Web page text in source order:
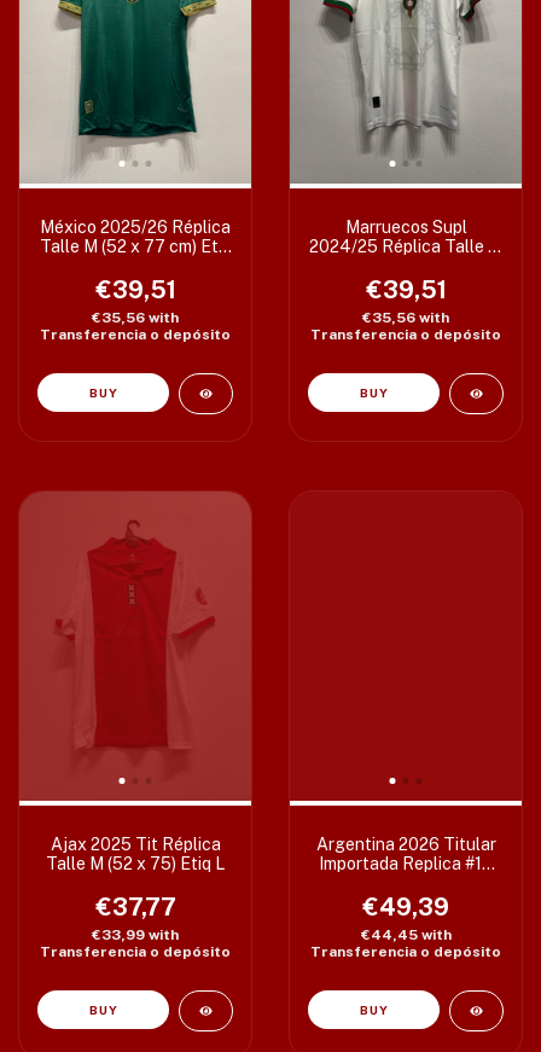
México 2025/26 Réplica
Talle M (52 x 77 cm) Etiq
€39,51
€35,56 with
Transferencia o depósito
Marruecos Supl
2024/25 Réplica Talle M
€39,51
€35,56 with
Transferencia o depósito
Ajax 2025 Tit Réplica
Talle M (52 x 75) Etiq L
€37,77
€33,99 with
Transferencia o depósito
Argentina 2026 Titular
Importada Replica #10
€49,39
€44,45 with
Transferencia o depósito
BUY